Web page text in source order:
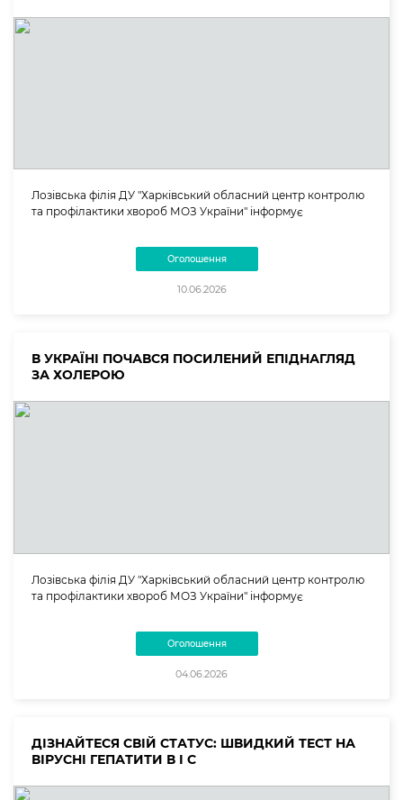
Лозівська філія ДУ "Харківський обласний центр контролю
та профілактики хвороб МОЗ України" інформує
Оголошення
10.06.2026
В УКРАЇНІ ПОЧАВСЯ ПОСИЛЕНИЙ ЕПІДНАГЛЯД
ЗА ХОЛЕРОЮ
Лозівська філія ДУ "Харківський обласний центр контролю
та профілактики хвороб МОЗ України" інформує
Оголошення
04.06.2026
ДІЗНАЙТЕСЯ СВІЙ СТАТУС: ШВИДКИЙ ТЕСТ НА
ВІРУСНІ ГЕПАТИТИ В І С